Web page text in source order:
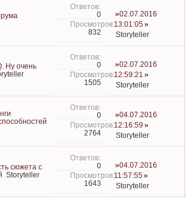
0
832
02.07.2016
13:01:05
Storyteller
Ну очень
0
1505
02.07.2016
12:59:21
Storyteller
0
2764
04.07.2016
12:16:59
Storyteller
сюжета с
Storyteller
0
1643
04.07.2016
11:57:55
Storyteller